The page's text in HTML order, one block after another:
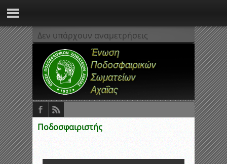
Δεν υπάρχουν αναμετρήσεις
Ποδοσφαιριστής